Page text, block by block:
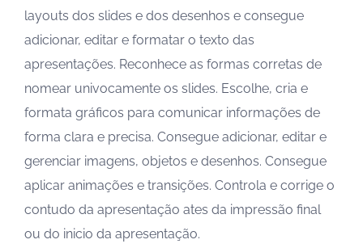
layouts dos slides e dos desenhos e consegue
adicionar, editar e formatar o texto das
apresentações. Reconhece as formas corretas de
nomear univocamente os slides. Escolhe, cria e
formata gráficos para comunicar informações de
forma clara e precisa. Consegue adicionar, editar e
gerenciar imagens, objetos e desenhos. Consegue
aplicar animações e transições. Controla e corrige o
contudo da apresentação ates da impressão final
ou do inicio da apresentação.